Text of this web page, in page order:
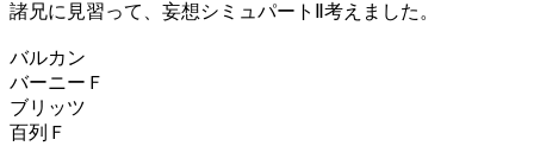
諸兄に見習って、妄想シミュパートⅡ考えました。
バルカン
バーニーＦ
ブリッツ
百列Ｆ